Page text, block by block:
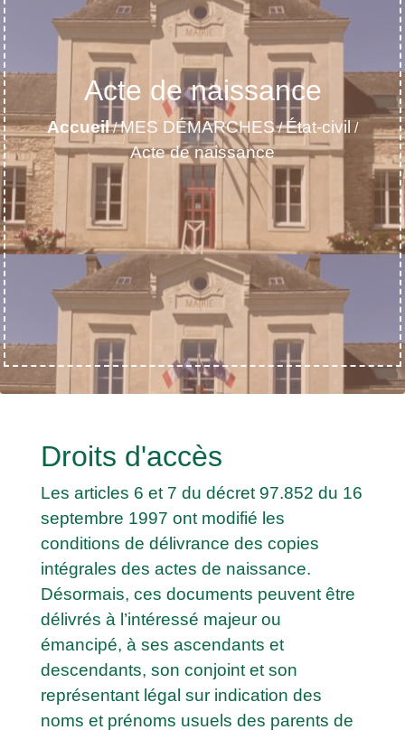
Acte de naissance
Accueil/MES DÉMARCHES/État-civil /
Acte de naissance
Droits d'accès
Les articles 6 et 7 du décret 97.852 du 16
septembre 1997 ont modifié les
conditions de délivrance des copies
intégrales des actes de naissance.
Désormais, ces documents peuvent être
délivrés à l’intéressé majeur ou
émancipé, à ses ascendants et
descendants, son conjoint et son
représentant légal sur indication des
noms et prénoms usuels des parents de